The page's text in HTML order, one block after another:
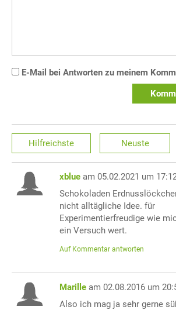
E-Mail bei Antworten zu meinem
Hilfreichste Neuste
xblue am 05.02.2021 um
Schokoladen
nicht alltägliche Idee. für
Experimentierfreudige wie
ein Versuch wert.
Auf Kommentar antworten
Marille am 02.08.2016 um
Also ich mag ja sehr gerne